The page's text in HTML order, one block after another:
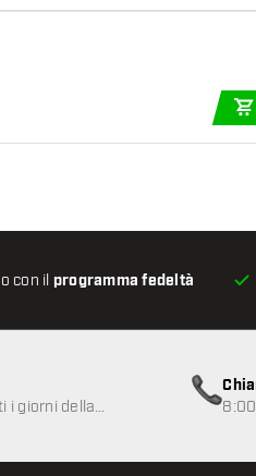
con il programma fedeltà
clienti non disponibile
i giorni della